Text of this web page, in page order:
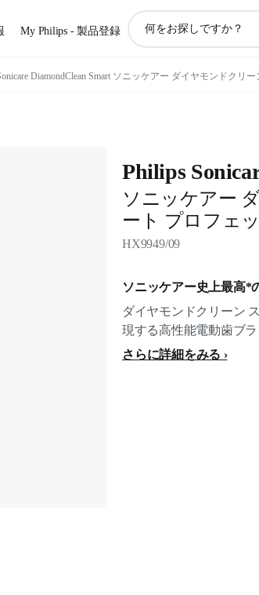
My Philips - 製品登録
索
DiamondClean Smart ソニッケアー ダイヤモンドクリ
Philips
ソニッケアー
ート プロフェ
HX9949/09
ソニッケアー史上最高*
ダイヤモンドクリーン
現する高性能電動歯ブ
さらに詳細をみる